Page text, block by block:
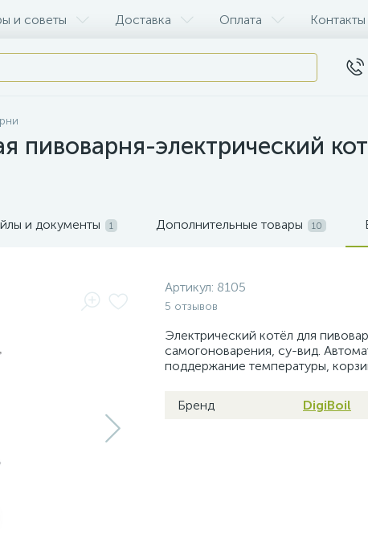
и советы Доставка Оплата Контакты
пивоварня-электрический
и документы 1 Дополнительные товары 10
Артикул: 8105
5 отзывов
Электрический котёл для
самогоноварения, су-вид.
поддержание температуры,
Бренд DigiBoil